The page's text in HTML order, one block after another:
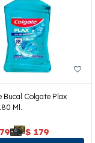
Bucal Colgate Plax
Ml.
$ 179